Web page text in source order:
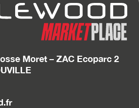
Moret – ZAC Ecoparc 2